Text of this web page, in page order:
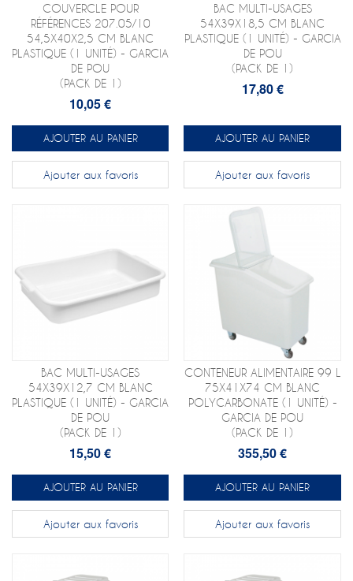
COUVERCLE POUR
RÉFÉRENCES 207.05/10
54,5X40X2,5 CM BLANC
PLASTIQUE (1 UNITÉ) - GARCIA
DE POU
(PACK DE 1)
10,05 €
AJOUTER AU PANIER
Ajouter aux favoris
BAC MULTI-USAGES
54X39X18,5 CM BLANC
PLASTIQUE (1 UNITÉ) - GARCIA
DE POU
(PACK DE 1)
17,80 €
AJOUTER AU PANIER
Ajouter aux favoris
BAC MULTI-USAGES
54X39X12,7 CM BLANC
PLASTIQUE (1 UNITÉ) - GARCIA
DE POU
(PACK DE 1)
15,50 €
AJOUTER AU PANIER
Ajouter aux favoris
CONTENEUR ALIMENTAIRE 99 L
75X41X74 CM BLANC
POLYCARBONATE (1 UNITÉ) -
GARCIA DE POU
(PACK DE 1)
355,50 €
AJOUTER AU PANIER
Ajouter aux favoris